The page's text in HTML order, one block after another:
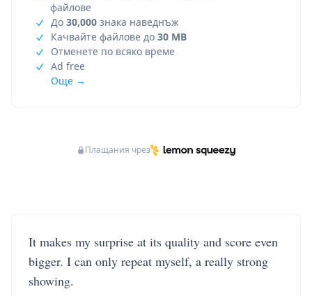
файлове
До 30,000 знака наведнъж
Качвайте файлове до 30 MB
Отменете по всяко време
Ad free
Още →
Плащания чрез
It makes my surprise at its quality and score even
bigger. I can only repeat myself, a really strong
showing.